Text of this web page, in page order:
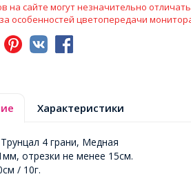
на сайте могут незначительно
особенностей цветопередачи
Характеристики
4 грани, Медная
отрезки не менее 15см.
/ 10г.